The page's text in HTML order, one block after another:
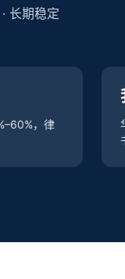
长期稳定
，律